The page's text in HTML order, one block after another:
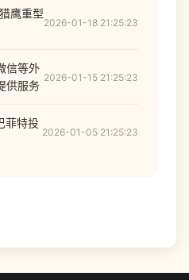
鹰重型
2026-01-18 21:25:23
信等外
供服务
2026-01-15 21:25:23
菲特投
2026-01-05 21:25:23